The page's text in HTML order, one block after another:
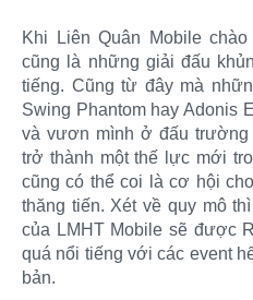
Khi Liên Quân Mobile
cũng là những giải đấu
tiếng. Cũng từ đây mà
Swing Phantom hay Adonis
và vươn mình ở đấu trường
trở thành một thế lực mới
cũng có thể coi là cơ hội
thăng tiến. Xét về quy mô
của LMHT Mobile sẽ được
quá nổi tiếng với các event
bản.